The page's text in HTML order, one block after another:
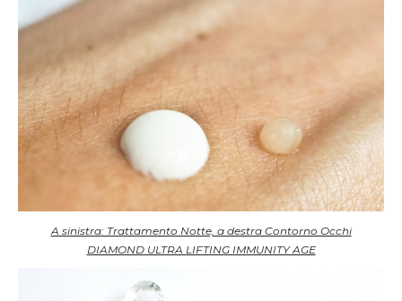
A sinistra: Trattamento Notte, a destra Contorno Occhi
DIAMOND ULTRA LIFTING IMMUNITY AGE